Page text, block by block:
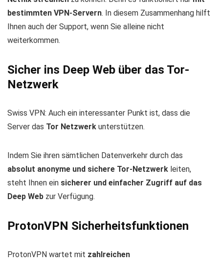
bestimmten VPN-Servern. In diesem Zusammenhang hilft
Ihnen auch der Support, wenn Sie alleine nicht
weiterkommen.
Sicher ins Deep Web über das Tor-
Netzwerk
Swiss VPN: Auch ein interessanter Punkt ist, dass die
Server das Tor Netzwerk unterstützen.
Indem Sie ihren sämtlichen Datenverkehr durch das
absolut anonyme und sichere Tor-Netzwerk leiten,
steht Ihnen ein sicherer und einfacher Zugriff auf das
Deep Web zur Verfügung.
ProtonVPN Sicherheitsfunktionen
ProtonVPN wartet mit zahlreichen